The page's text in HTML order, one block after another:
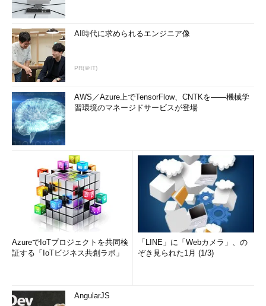
AI時代に求められるエンジニア像
PR(＠IT)
AWS／Azure上でTensorFlow、CNTKを――機械学
習環境のマネージドサービスが登場
AzureでIoTプロジェクトを共同検
証する「IoTビジネス共創ラボ」
「LINE」に「Webカメラ」、の
ぞき見られた1月 (1/3)
AngularJS